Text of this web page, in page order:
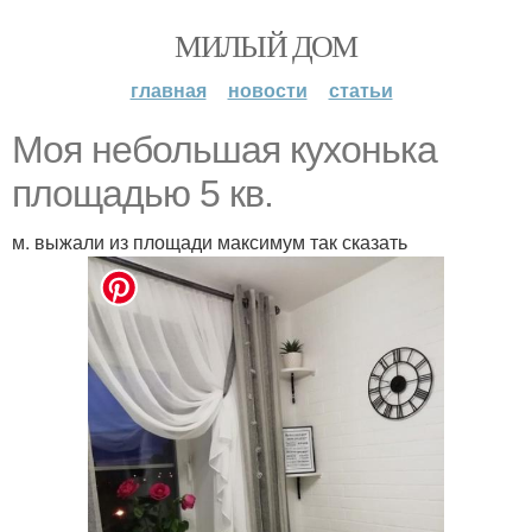
МИЛЫЙ ДОМ
главная новости статьи
Моя небольшая кухонька
площадью 5 кв.
м. выжали из площади максимум так сказать